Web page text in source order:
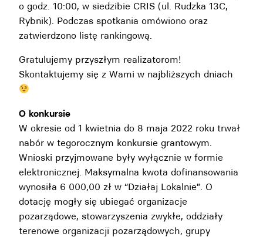
o godz. 10:00, w siedzibie CRIS (ul. Rudzka 13C,
Rybnik). Podczas spotkania omówiono oraz
zatwierdzono listę rankingową.
Gratulujemy przyszłym realizatorom!
Skontaktujemy się z Wami w najbliższych dniach
O konkursie
W okresie od 1 kwietnia do 8 maja 2022 roku trwał
nabór w tegorocznym konkursie grantowym.
Wnioski przyjmowane były wyłącznie w formie
elektronicznej. Maksymalna kwota dofinansowania
wynosiła 6 000,00 zł w “Działaj Lokalnie”. O
dotację mogły się ubiegać organizacje
pozarządowe, stowarzyszenia zwykłe, oddziały
terenowe organizacji pozarządowych, grupy